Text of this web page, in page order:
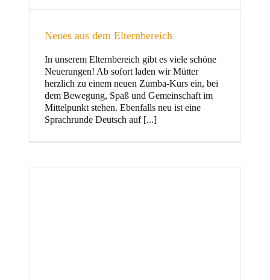
Kinder
Neues aus dem Elternbereich
In unserem Elternbereich gibt es viele schöne
Neuerungen! Ab sofort laden wir Mütter
herzlich zu einem neuen Zumba-Kurs ein, bei
dem Bewegung, Spaß und Gemeinschaft im
Mittelpunkt stehen. Ebenfalls neu ist eine
Sprachrunde Deutsch auf [...]